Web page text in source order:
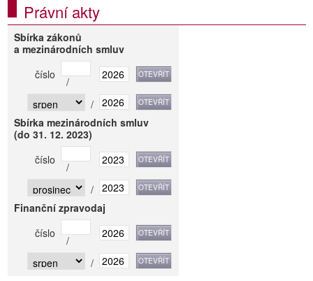
Právní akty
Sbírka zákonů
a mezinárodních smluv
číslo
/
/
Sbírka mezinárodních smluv
(do 31. 12. 2023)
číslo
/
/
Finanční zpravodaj
číslo
/
/